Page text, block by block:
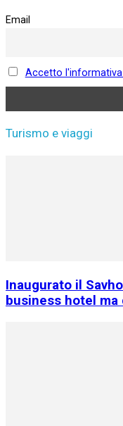
Email
Accetto l'informativa
Turismo e viaggi
Inaugurato il
business hotel ma